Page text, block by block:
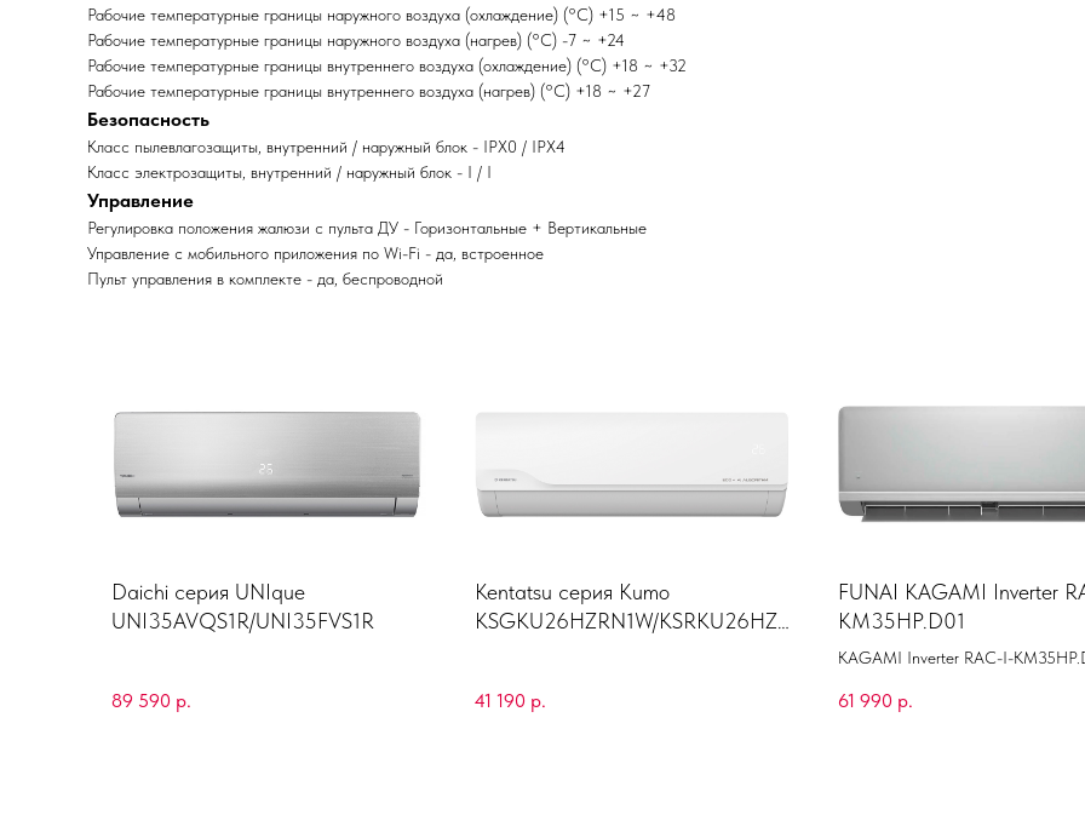
Рабочие температурные границы наружного воздуха (охлаждение) (°C) +15 ~ +48
Рабочие температурные границы наружного воздуха (нагрев) (°C) -7 ~ +24
Рабочие температурные границы внутреннего воздуха (охлаждение) (°C) +18 ~ +32
Рабочие температурные границы внутреннего воздуха (нагрев) (°C) +18 ~ +27
Безопасность
Класс пылевлагозащиты, внутренний / наружный блок - IPX0 / IPX4
Класс электрозащиты, внутренний / наружный блок - I / I
Управление
Регулировка положения жалюзи с пульта ДУ - Горизонтальные + Вертикальные
Управление c мобильного приложения по Wi-Fi - да, встроенное
Пульт управления в комплекте - да, беспроводной
Daichi серия UNIque
UNI35AVQS1R/UNI35FVS1R
89 590 р.
Kentatsu серия Kumo
KSGKU26HZRN1W/KSRKU26HZ
41 190 р.
FUNAI KAGAMI Inverter
KM35HP.D01
KAGAMI Inverter RAC-I-
61 990 р.